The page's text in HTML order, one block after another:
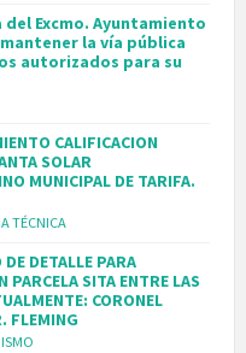
Excmo. Ayuntamiento
la vía pública
autorizados para su
CALIFICACION
SOLAR
MUNICIPAL DE TARIFA.
TÉCNICA
DETALLE PARA
PARCELA SITA ENTRE LAS
CORONEL
FLEMING